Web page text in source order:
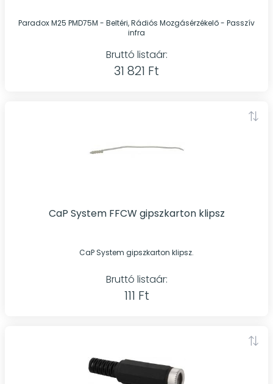
Paradox M25 PMD75M - Beltéri, Rádiós Mozgásérzékelő - Passzív
infra
Bruttó listaár:
31 821 Ft
CaP System FFCW gipszkarton klipsz
CaP System gipszkarton klipsz.
Bruttó listaár:
111 Ft